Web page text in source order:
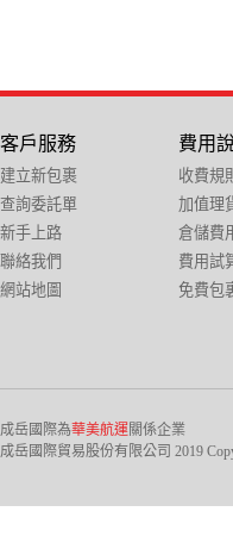
客戶服務
建立新包裹
查詢委託單
新手上路
聯絡我們
網站地圖
費用
收費規
加值理
倉儲費
費用試
免費包
成岳國際為華美航運關係企業
成岳國際貿易股份有限公司 2019